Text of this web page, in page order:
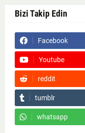
Bizi Takip Edin
Facebook
Youtube
reddit
tumblr
whatsapp